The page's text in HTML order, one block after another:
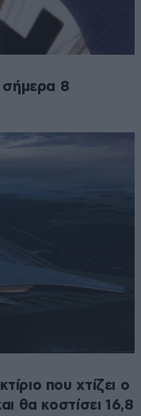
σήμερα 8
που χτίζει ο
θα κοστίσει 16,8